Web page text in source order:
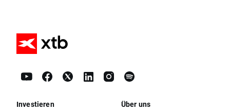
Investieren Über uns